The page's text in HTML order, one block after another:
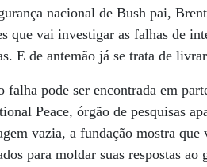
nacional de Bush pai,
que vai investigar as falhas de
E de antemão já se trata de
pode ser encontrada em
Peace, órgão de pesquisas
vazia, a fundação mostra
para moldar suas respostas